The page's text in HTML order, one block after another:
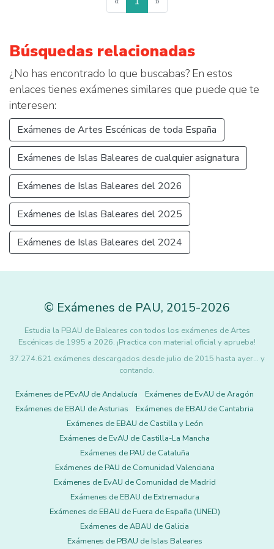
Búsquedas relacionadas
¿No has encontrado lo que buscabas? En estos
enlaces tienes exámenes similares que puede que te
interesen:
Exámenes de Artes Escénicas de toda España
Exámenes de Islas Baleares de cualquier asignatura
Exámenes de Islas Baleares del 2026
Exámenes de Islas Baleares del 2025
Exámenes de Islas Baleares del 2024
© Exámenes de PAU, 2015-2026
Estudia la PBAU de Baleares con todos los exámenes de Artes
Escénicas de 1995 a 2026. ¡Practica con material oficial y aprueba!
37.274.621 exámenes descargados desde julio de 2015 hasta ayer... y
contando.
Exámenes de PEvAU de Andalucía
Exámenes de EvAU de Aragón
Exámenes de EBAU de Asturias
Exámenes de EBAU de Cantabria
Exámenes de EBAU de Castilla y León
Exámenes de EvAU de Castilla-La Mancha
Exámenes de PAU de Cataluña
Exámenes de PAU de Comunidad Valenciana
Exámenes de EvAU de Comunidad de Madrid
Exámenes de EBAU de Extremadura
Exámenes de EBAU de Fuera de España (UNED)
Exámenes de ABAU de Galicia
Exámenes de PBAU de Islas Baleares